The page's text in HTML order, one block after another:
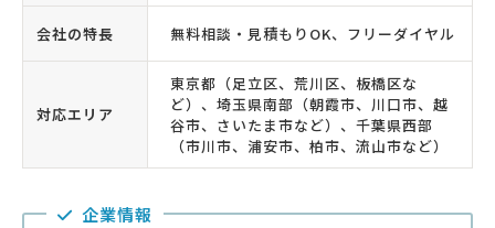
会社の特長 無料相談・見積もりOK、フリーダイヤル
対応エリア
東京都（足立区、荒川区、板橋区な
ど）、埼玉県南部（朝霞市、川口市、越
谷市、さいたま市など）、千葉県西部
（市川市、浦安市、柏市、流山市など）
企業情報